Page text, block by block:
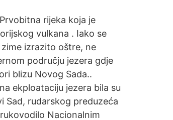
rijeka koja je
vulkana . Iako se
izrazito oštre, ne
području jezera gdje
blizu Novog Sada..
ekploataciju jezera bila su
Sad, rudarskog preduzeća
Nacionalnim